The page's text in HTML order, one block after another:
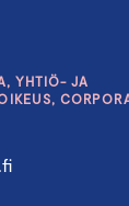
YHTIÖ- JA